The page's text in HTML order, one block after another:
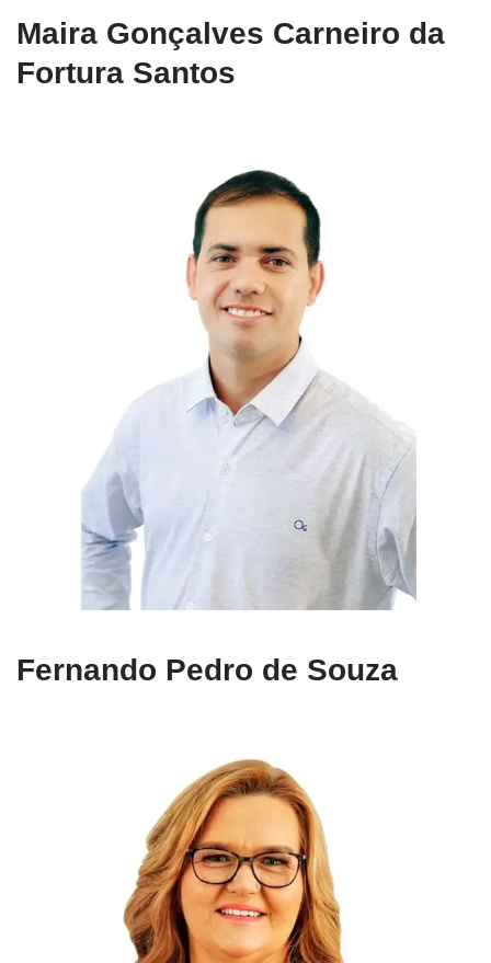
Maira Gonçalves Carneiro da
Fortura Santos
Fernando Pedro de Souza